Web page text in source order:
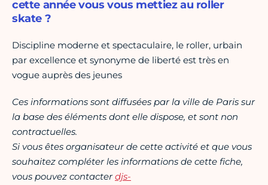
cette année vous vous mettiez au roller
skate ?
Discipline moderne et spectaculaire, le roller, urbain
par excellence et synonyme de liberté est très en
vogue auprès des jeunes
Ces informations sont diffusées par la ville de Paris sur
la base des éléments dont elle dispose, et sont non
contractuelles.
Si vous êtes organisateur de cette activité et que vous
souhaitez compléter les informations de cette fiche,
vous pouvez contacterdjs-